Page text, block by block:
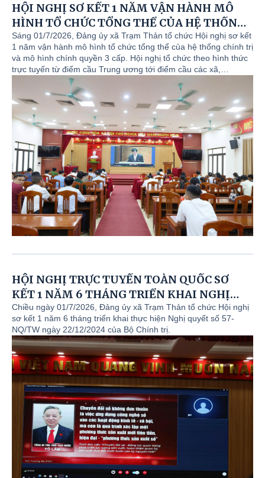
HỘI NGHỊ SƠ KẾT 1 NĂM VẬN HÀNH MÔ
HÌNH TỔ CHỨC TỔNG THỂ CỦA HỆ THỐNG
CHÍNH TRỊ VÀ MÔ HÌNH CHÍNH QUYỀN 3
CẤP
Sáng 01/7/2026, Đảng ủy xã Trạm Thản tổ chức Hội nghị sơ kết
1 năm vận hành mô hình tổ chức tổng thể của hệ thống chính trị
và mô hình chính quyền 3 cấp. Hội nghị tổ chức theo hình thức
trực tuyến từ điểm cầu Trung ương tới điểm cầu các xã,
HỘI NGHỊ TRỰC TUYẾN TOÀN QUỐC SƠ
KẾT 1 NĂM 6 THÁNG TRIỂN KHAI NGHỊ
QUYẾT 57 - NQ/TW CỦA BỘ CHÍNH TRỊ
Chiều ngày 01/7/2026, Đảng ủy xã Trạm Thản tổ chức Hội nghị
sơ kết 1 năm 6 tháng triển khai thực hiện Nghị quyết số 57-
NQ/TW ngày 22/12/2024 của Bộ Chính trị.